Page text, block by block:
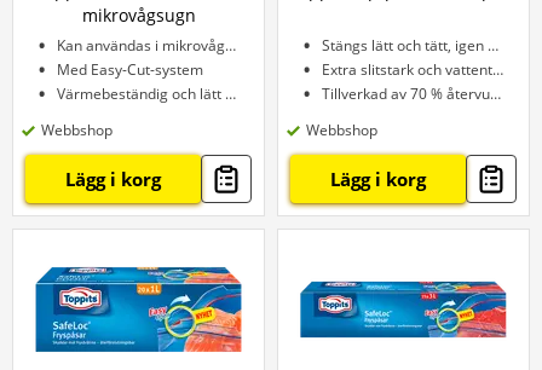
mikrovågsugn
Kan användas i mikrovågsugn
Med Easy-Cut-system
Värmebeständig och lätt att använda
Webbshop
Lägg i korg
Stängs lätt och tätt, igen och igen
Extra slitstark och vattentät
Tillverkad av 70 % återvunna resurser
Webbshop
Lägg i korg